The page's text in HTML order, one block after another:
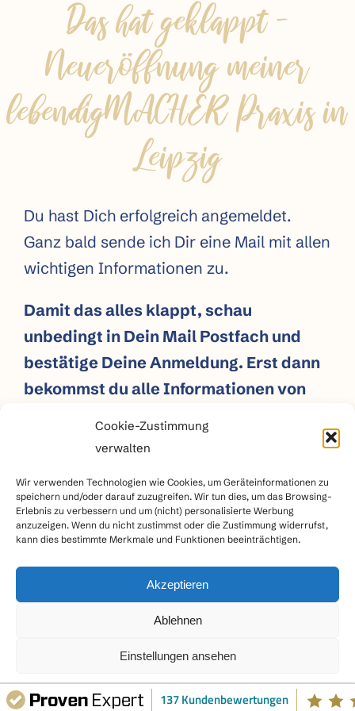
Cookie-Zustimmung
verwalten
Wir verwenden Technologien wie Cookies, um Geräteinformationen zu
speichern und/oder darauf zuzugreifen. Wir tun dies, um das Browsing-
Erlebnis zu verbessern und um (nicht) personalisierte Werbung
anzuzeigen. Wenn du nicht zustimmst oder die Zustimmung widerrufst,
kann dies bestimmte Merkmale und Funktionen beeinträchtigen.
Akzeptieren
Ablehnen
Einstellungen ansehen
Cookie-RichtlinieDatenschutzImpressum
137 Kundenbewertungen
Das hat geklappt –
Neueröffnung meiner
lebendigMACHER Praxis in
Leipzig
Du hast Dich erfolgreich angemeldet.
Ganz bald sende ich Dir eine Mail mit allen
wichtigen Informationen zu.
Damit das alles klappt, schau
unbedingt in Dein Mail Postfach und
bestätige Deine Anmeldung. Erst dann
bekommst du alle Informationen von
Ich freue mich schon sehr auf Dich!
Impressum|Datenschutz|AGB